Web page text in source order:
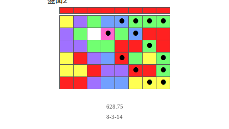
628.75
8-3-14